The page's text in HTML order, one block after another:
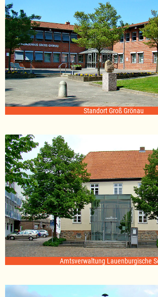
Standort Groß Grönau
Amtsverwaltung Lauenburgische